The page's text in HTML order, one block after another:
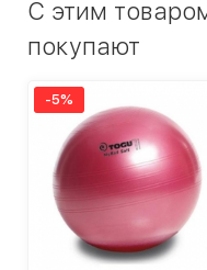
C этим
покупают
-5%